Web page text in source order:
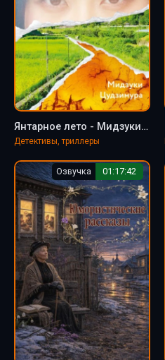
Янтарное лето - Мидзуки Цудзимура
Детективы, триллеры
Озвучка 01:17:42